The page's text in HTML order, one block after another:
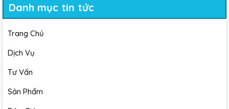
Danh mục tin tức
Trang Chủ
Dịch Vụ
Tư Vấn
Sản Phẩm